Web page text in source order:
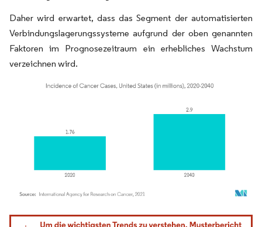
Daher wird erwartet, dass das Segment der automatisierten
Verbindungslagerungssysteme aufgrund der oben genannten
Faktoren im Prognosezeitraum ein erhebliches Wachstum
verzeichnen wird.
Bild © Mordor Intelligence. Wiederverwendung erfordert Namensnennung gemäß